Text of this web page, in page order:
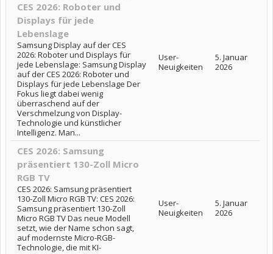
CES 2026: Roboter und
Displays für jede
Lebenslage
Samsung Display auf der CES
2026: Roboter und Displays für
jede Lebenslage: Samsung Display
auf der CES 2026: Roboter und
Displays für jede Lebenslage Der
Fokus liegt dabei wenig
überraschend auf der
Verschmelzung von Display-
Technologie und künstlicher
Intelligenz. Man...
User-
Neuigkeiten
5. Januar
2026
CES 2026: Samsung
präsentiert 130-Zoll Micro
RGB TV
CES 2026: Samsung präsentiert
130-Zoll Micro RGB TV: CES 2026:
Samsung präsentiert 130-Zoll
Micro RGB TV Das neue Modell
setzt, wie der Name schon sagt,
auf modernste Micro-RGB-
Technologie, die mit KI-
User-
Neuigkeiten
5. Januar
2026